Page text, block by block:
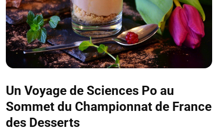
Un Voyage de Sciences Po au
Sommet du Championnat de France
des Desserts